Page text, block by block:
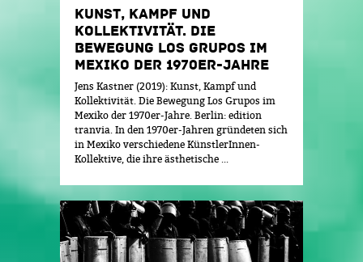
KUNST, KAMPF UND
KOLLEKTIVITÄT. DIE
BEWEGUNG LOS GRUPOS IM
MEXIKO DER 1970ER-JAHRE
Jens Kastner (2019): Kunst, Kampf und
Kollektivität. Die Bewegung Los Grupos im
Mexiko der 1970er-Jahre. Berlin: edition
tranvia. In den 1970er-Jahren gründeten sich
in Mexiko verschiedene KünstlerInnen-
Kollektive, die ihre ästhetische ...